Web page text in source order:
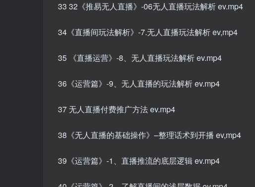
33 32《推易无人直播》-06无人直播玩法解析 ev.mp4
34《直播间玩法解析》-7.无人直播玩法解析 ev,mp4
35 《直播运营》-8、无人直播玩法解析 ev.mp4
36《运营篇》-9、无人直播的玩法解析 ev.mp4
37 无人直播付费推广方法 ev.mp4
38《无人直播的基础操作》–整理话术到开播 ev,mp4
39《运营篇》-1、直播推流的底层逻辑 ev.mp4